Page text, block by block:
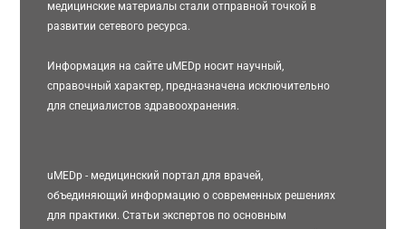
медицинские материалы стали отправной точкой в
развитии сетевого ресурса.
Информация на сайте uMEDp носит научный,
справочный характер, предназначена исключительно
для специалистов здравоохранения.
uMEDp - медицинский портал для врачей,
объединяющий информацию о современных решениях
для практики. Статьи экспертов по основным